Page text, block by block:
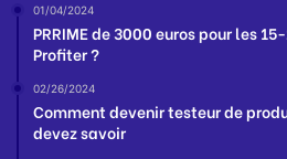
01/04/2024
PRRIME de 3000 euros pour les
Profiter ?
02/26/2024
Comment devenir testeur de
devez savoir